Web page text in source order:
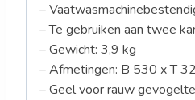
–
– Te gebruiken aan twee
– Gewicht: 3,9 kg
– Afmetingen: B 530 x T
– Geel voor rauw gevogelte